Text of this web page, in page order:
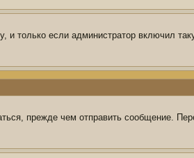
и только если администратор включил
прежде чем отправить сообщение.